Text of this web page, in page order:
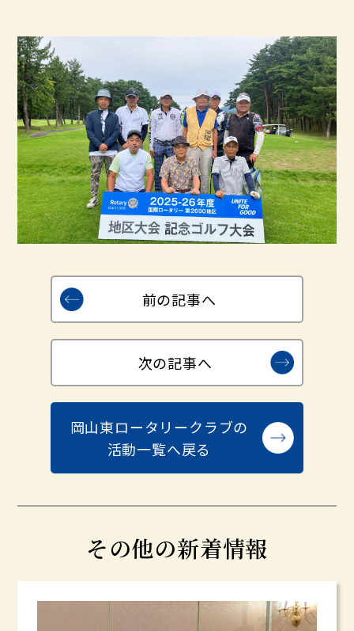
前の記事へ
岡山東ロータリークラブの
活動一覧へ戻る
次の記事へ
その他の新着情報